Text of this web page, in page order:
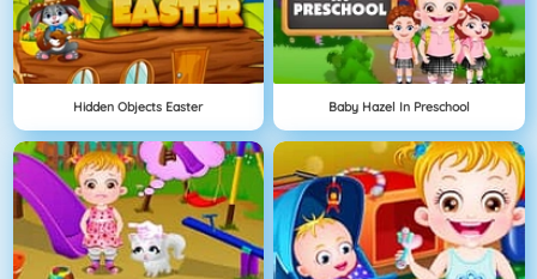
Hidden Objects Easter Baby Hazel In Preschool